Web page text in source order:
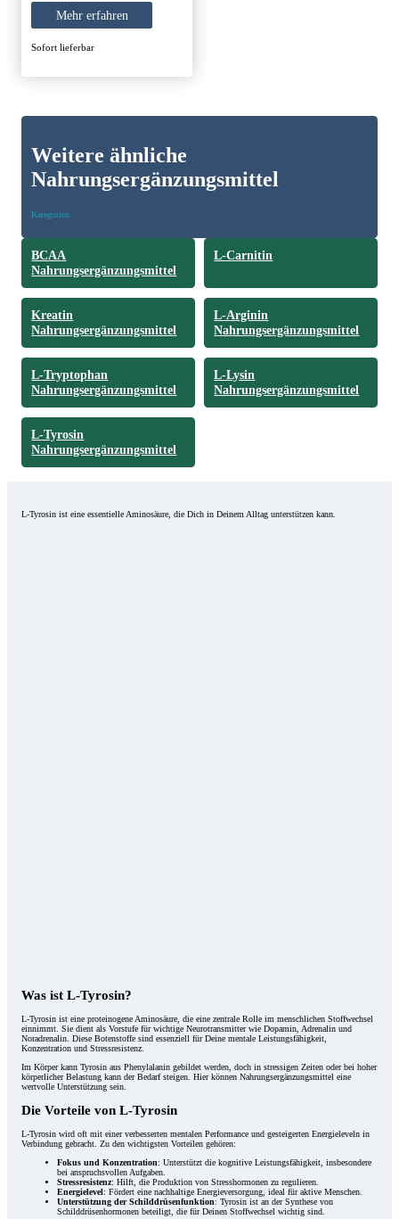
Mehr erfahren
Sofort lieferbar
Weitere ähnliche
Nahrungsergänzungsmittel
Kategorien
BCAA
Nahrungsergänzungsmittel
L-Carnitin
Kreatin
Nahrungsergänzungsmittel
L-Arginin
Nahrungsergänzungsmittel
L-Tryptophan
Nahrungsergänzungsmittel
L-Lysin
Nahrungsergänzungsmittel
L-Tyrosin
Nahrungsergänzungsmittel
L-Tyrosin ist eine essentielle Aminosäure, die Dich in Deinem Alltag unterstützen kann.
Was ist L-Tyrosin?
L-Tyrosin ist eine proteinogene Aminosäure, die eine zentrale Rolle im menschlichen Stoffwechsel
einnimmt. Sie dient als Vorstufe für wichtige Neurotransmitter wie Dopamin, Adrenalin und
Noradrenalin. Diese Botenstoffe sind essenziell für Deine mentale Leistungsfähigkeit,
Konzentration und Stressresistenz.
Im Körper kann Tyrosin aus Phenylalanin gebildet werden, doch in stressigen Zeiten oder bei hoher
körperlicher Belastung kann der Bedarf steigen. Hier können Nahrungsergänzungsmittel eine
wertvolle Unterstützung sein.
Die Vorteile von L-Tyrosin
L-Tyrosin wird oft mit einer verbesserten mentalen Performance und gesteigerten Energieleveln in
Verbindung gebracht. Zu den wichtigsten Vorteilen gehören:
Fokus und Konzentration: Unterstützt die kognitive Leistungsfähigkeit, insbesondere
bei anspruchsvollen Aufgaben.
Stressresistenz: Hilft, die Produktion von Stresshormonen zu regulieren.
Energielevel: Fördert eine nachhaltige Energieversorgung, ideal für aktive Menschen.
Unterstützung der Schilddrüsenfunktion: Tyrosin ist an der Synthese von
Schilddrüsenhormonen beteiligt, die für Deinen Stoffwechsel wichtig sind.